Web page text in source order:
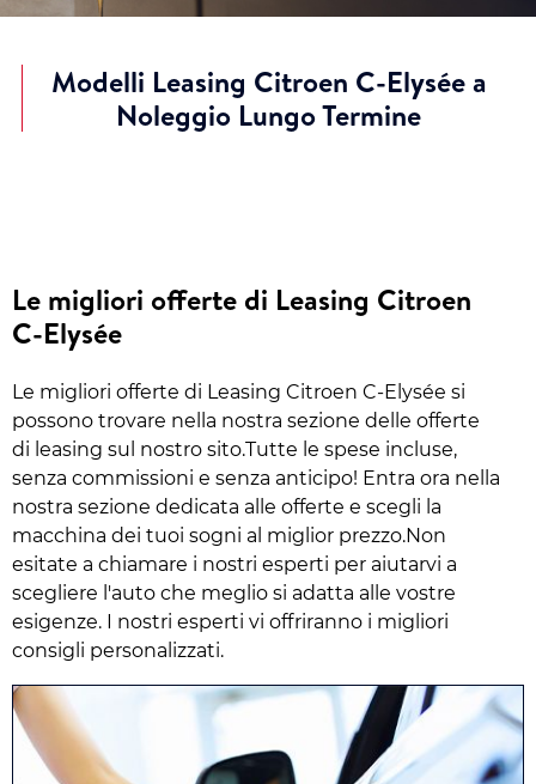
Modelli Leasing Citroen C-Elysée a
Noleggio Lungo Termine
Le migliori offerte di Leasing Citroen
C-Elysée
Le migliori offerte di Leasing Citroen C-Elysée si
possono trovare nella nostra sezione delle offerte
di leasing sul nostro sito.Tutte le spese incluse,
senza commissioni e senza anticipo! Entra ora nella
nostra sezione dedicata alle offerte e scegli la
macchina dei tuoi sogni al miglior prezzo.Non
esitate a chiamare i nostri esperti per aiutarvi a
scegliere l'auto che meglio si adatta alle vostre
esigenze. I nostri esperti vi offriranno i migliori
consigli personalizzati.